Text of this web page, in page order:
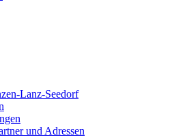
Lanz-Seedorf
und Adressen